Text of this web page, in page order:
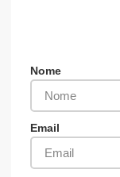
Nome
Email